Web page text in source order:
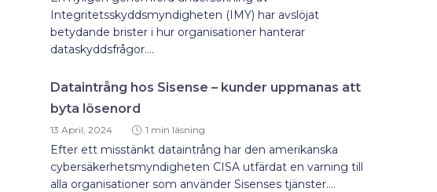
Integritetsskyddsmyndigheten (IMY) har avslöjat
betydande brister i hur organisationer hanterar
dataskyddsfrågor....
Dataintrång hos Sisense – kunder uppmanas att
byta lösenord
13 April, 2024 1 min läsning
Efter ett misstänkt dataintrång har den amerikanska
cybersäkerhetsmyndigheten CISA utfärdat en varning till
alla organisationer som använder Sisenses tjänster....